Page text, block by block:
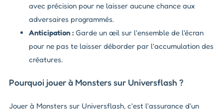
avec précision pour ne laisser aucune chance aux
adversaires programmés.
Anticipation : Garde un œil sur l'ensemble de l'écran
pour ne pas te laisser déborder par l'accumulation des
créatures.
Pourquoi jouer à Monsters sur Universflash ?
Jouer à Monsters sur Universflash, c'est l'assurance d'un